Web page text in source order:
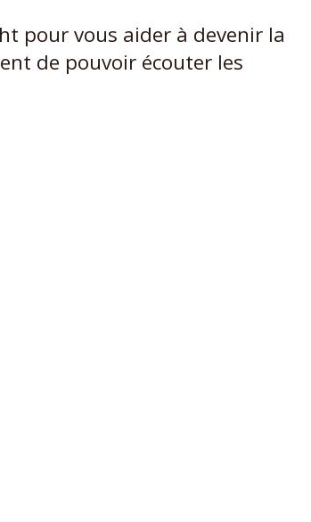
pour vous aider à devenir la
de pouvoir écouter les